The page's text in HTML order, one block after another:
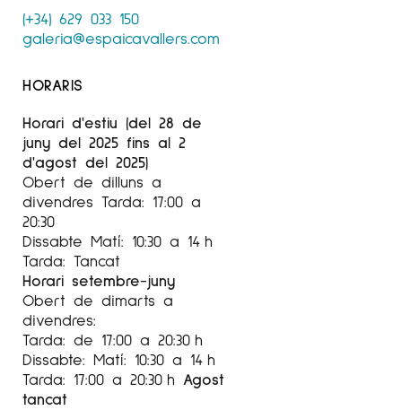
agosto (publicació).
Marguerida de Montferrato i diferents galeries.
La seva obra està representada en diverses
col·leccions i museus.
Compta amb diferents escultures públiques.
Ha estat director artístic de la Fundació
Marguerida de Montferrato —Balaguer— des
de l’any 2015 fins a març de 2024
Més informació sobre l’artista
Balanzaa l’Instagram@galeriaespaicavallers
(+34) 629 033 150
galeria@espaicavallers.com
HORARIS
Horari d'estiu (del 28 de
juny del 2025 fins al 2
d'agost del 2025)
Obert de dilluns a
divendres Tarda: 17:00 a
20:30
Dissabte Matí: 10:30 a 14 h
Tarda: Tancat
Horari setembre-juny
Obert de dimarts a
divendres:
Tarda: de 17:00 a 20:30 h
Dissabte: Matí: 10:30 a 14 h
Tarda: 17:00 a 20:30 h Agost
tancat